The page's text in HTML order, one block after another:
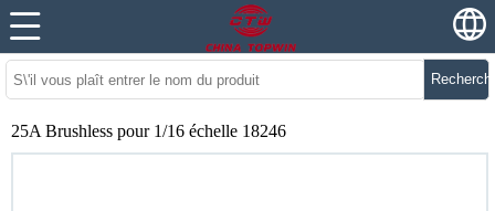
25A Brushless pour 1/16 échelle 18246